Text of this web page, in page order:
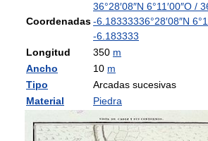
Coordenadas
36°28′08″N 6°11′00″O /
-6.18333336°28′08″N
-6.183333
Longitud
350 m
Ancho
10 m
Tipo
Arcadas sucesivas
Material
Piedra